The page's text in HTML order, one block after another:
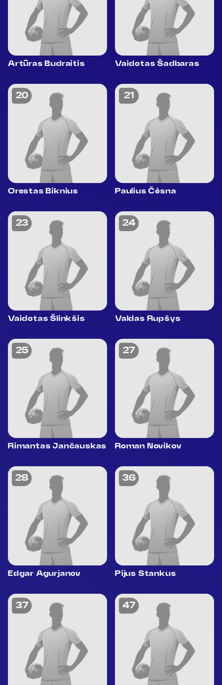
Artūras Budraitis Vaidotas Šadbaras
20
Orestas Biknius
21
Paulius Čėsna
23
Vaidotas Šlinkšis
24
Valdas Rupšys
25
Rimantas Jančauskas
27
Roman Novikov
28
Edgar Agurjanov
36
Pijus Stankus
37 47